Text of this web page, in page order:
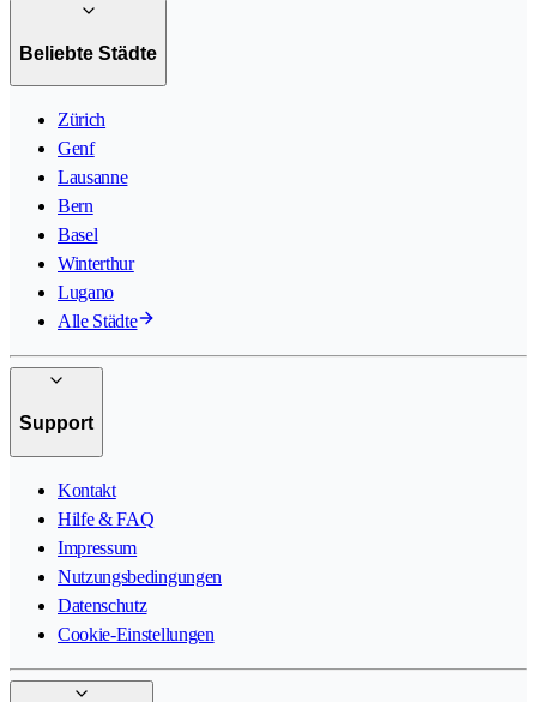
Beliebte Städte
Zürich
Genf
Lausanne
Bern
Basel
Winterthur
Lugano
Alle Städte
Support
Kontakt
Hilfe & FAQ
Impressum
Nutzungsbedingungen
Datenschutz
Cookie-Einstellungen